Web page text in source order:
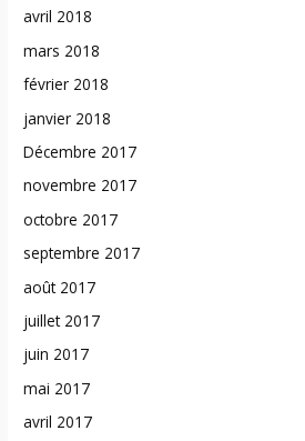
avril 2018
mars 2018
février 2018
janvier 2018
Décembre 2017
novembre 2017
octobre 2017
septembre 2017
août 2017
juillet 2017
juin 2017
mai 2017
avril 2017